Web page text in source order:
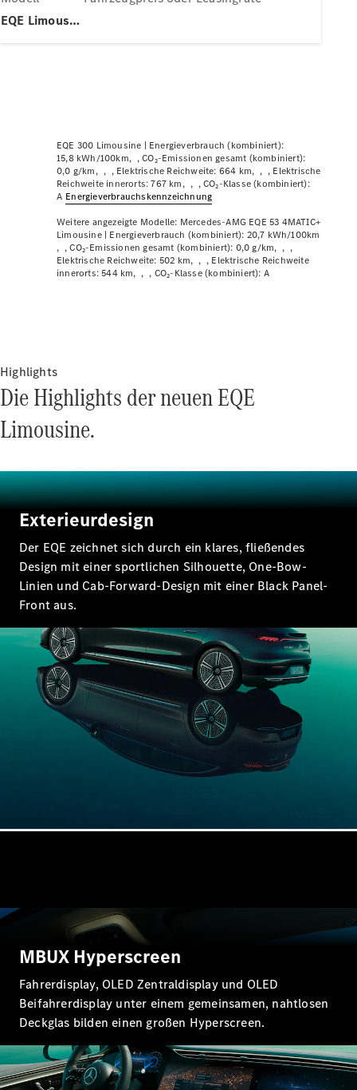
Plug-in-Hybrid Modelle
Alle
Limousinen
CLA
Elektrisch
CLA
C-Klasse
Limousine
C-Klasse
NeuElektrisch
Limousine
S-Klasse
Lang
Maybach
S-Klasse
Neu
Konfigurator
Probefahrt
Mercedes-
Benz Store
SUV & Geländewagen
Alle SUVs
GLA
GLA Neu
GLB Elektrisch
GLB
GLC
GLC Coupé
GLE
Neu
Coupé
GLS Neu
EQE Limousine
EQE 300 Limousine | Energieverbrauch (kombiniert):
15,8 kWh/100km
CO₂-Emissionen gesamt (kombiniert):
0,0 g/km
Elektrische Reichweite: 664 km
Elektrische
Reichweite innerorts: 767 km
CO₂-Klasse (kombiniert):
A Energie­verbrauchs­kennzeichnung
Weitere angezeigte Modelle: Mercedes-AMG EQE 53 4MATIC+
Limousine | Energieverbrauch (kombiniert): 20,7 kWh/100km
CO₂-Emissionen gesamt (kombiniert): 0,0 g/km
Elektrische Reichweite: 502 km
Elektrische Reichweite
innerorts: 544 km
CO₂-Klasse (kombiniert): A
Highlights
Die Highlights der neuen EQE
Limousine.
Exterieurdesign
Der EQE zeichnet sich durch ein klares, fließendes
Design mit einer sportlichen Silhouette, One-Bow-
Linien und Cab-Forward-Design mit einer Black Panel-
Front aus.
MBUX Hyperscreen
Fahrerdisplay, OLED Zentraldisplay und OLED
Beifahrerdisplay unter einem gemeinsamen, nahtlosen
Deckglas bilden einen großen Hyperscreen.